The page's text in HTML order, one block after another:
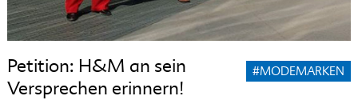
Petition: H&M an sein
Versprechen erinnern!
#MODEMARKEN